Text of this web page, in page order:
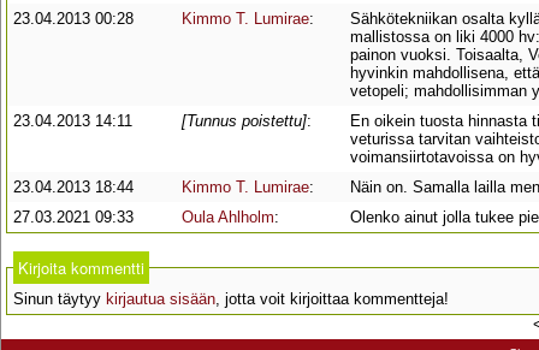
23.04.2013 00:28
Kimmo T. Lumirae:
Sähkötekniikan osalta
mallistossa on liki 4000
painon vuoksi. Toisaalta,
hyvinkin mahdollisena,
vetopeli; mahdollisimman
23.04.2013 14:11
[Tunnus poistettu]:
En oikein tuosta hinnasta
veturissa tarvitan
voimansiirtotavoissa on
23.04.2013 18:44
Kimmo T. Lumirae:
Näin on. Samalla lailla
27.03.2021 09:33
Oula Ahlholm: Olenko ainut jolla tukee
Kirjoita kommentti
Sinun täytyy kirjautua sisään, jotta voit kirjoittaa kommentteja!